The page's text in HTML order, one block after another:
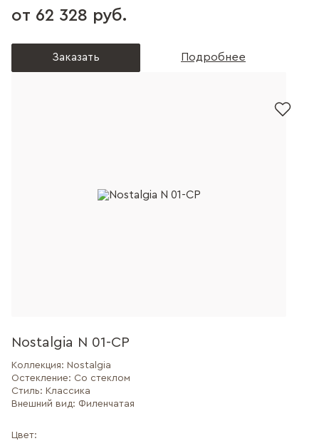
от 62 328 руб.
Заказать Подробнее
Nostalgia N 01-CP
Коллекция: Nostalgia
Остекление: Со стеклом
Стиль: Классика
Внешний вид: Филенчатая
Цвет: